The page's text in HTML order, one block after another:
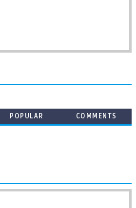
POPULAR COMMENTS